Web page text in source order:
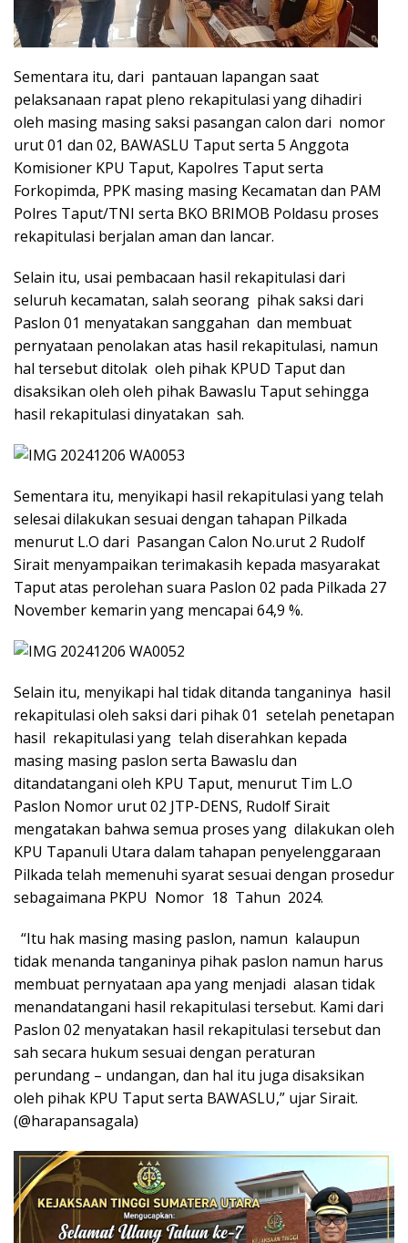
Sementara itu, dari pantauan lapangan saat
pelaksanaan rapat pleno rekapitulasi yang dihadiri
oleh masing masing saksi pasangan calon dari nomor
urut 01 dan 02, BAWASLU Taput serta 5 Anggota
Komisioner KPU Taput, Kapolres Taput serta
Forkopimda, PPK masing masing Kecamatan dan PAM
Polres Taput/TNI serta BKO BRIMOB Poldasu proses
rekapitulasi berjalan aman dan lancar.
Selain itu, usai pembacaan hasil rekapitulasi dari
seluruh kecamatan, salah seorang pihak saksi dari
Paslon 01 menyatakan sanggahan dan membuat
pernyataan penolakan atas hasil rekapitulasi, namun
hal tersebut ditolak oleh pihak KPUD Taput dan
disaksikan oleh oleh pihak Bawaslu Taput sehingga
hasil rekapitulasi dinyatakan sah.
Sementara itu, menyikapi hasil rekapitulasi yang telah
selesai dilakukan sesuai dengan tahapan Pilkada
menurut L.O dari Pasangan Calon No.urut 2 Rudolf
Sirait menyampaikan terimakasih kepada masyarakat
Taput atas perolehan suara Paslon 02 pada Pilkada 27
November kemarin yang mencapai 64,9 %.
Selain itu, menyikapi hal tidak ditanda tanganinya hasil
rekapitulasi oleh saksi dari pihak 01 setelah penetapan
hasil rekapitulasi yang telah diserahkan kepada
masing masing paslon serta Bawaslu dan
ditandatangani oleh KPU Taput, menurut Tim L.O
Paslon Nomor urut 02 JTP-DENS, Rudolf Sirait
mengatakan bahwa semua proses yang dilakukan oleh
KPU Tapanuli Utara dalam tahapan penyelenggaraan
Pilkada telah memenuhi syarat sesuai dengan prosedur
sebagaimana PKPU Nomor 18 Tahun 2024.
“Itu hak masing masing paslon, namun kalaupun
tidak menanda tanganinya pihak paslon namun harus
membuat pernyataan apa yang menjadi alasan tidak
menandatangani hasil rekapitulasi tersebut. Kami dari
Paslon 02 menyatakan hasil rekapitulasi tersebut dan
sah secara hukum sesuai dengan peraturan
perundang – undangan, dan hal itu juga disaksikan
oleh pihak KPU Taput serta BAWASLU,” ujar Sirait.
(@harapansagala)